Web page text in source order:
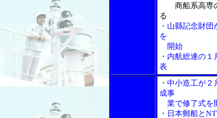
商船系高専
る
・山縣記念財
を
開始
・内航総連の
表
・中小造工が
成事
業で修了式を
・日本郵船と